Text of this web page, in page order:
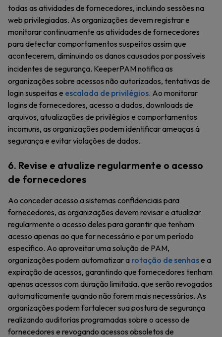
todas as atividades de fornecedores, incluindo sessões na
web privilegiadas. As organizações devem registrar e
monitorar continuamente as atividades de fornecedores
para detectar comportamentos suspeitos assim que
acontecerem, diminuindo os danos causados por possíveis
incidentes de segurança. KeeperPAM notifica as
organizações sobre acessos não autorizados, tentativas de
login suspeitas e escalada de privilégios. Ao monitorar
logins de fornecedores, acesso a dados, downloads de
arquivos, atualizações de privilégios e comportamentos
incomuns, as organizações podem identificar ameaças à
segurança e evitar violações de dados.
6. Revise e atualize regularmente o acesso
de fornecedores
Ao conceder acesso a sistemas confidenciais para
fornecedores, as organizações devem revisar e atualizar
regularmente o acesso deles para garantir que tenham
acesso apenas ao que for necessário e por um período
específico. Ao aproveitar uma solução de PAM,
organizações podem automatizar a rotação de senhase a
expiração de acessos, garantindo que fornecedores tenham
apenas acessos com duração limitada, que serão revogados
automaticamente quando não forem mais necessários. As
organizações podem fortalecer sua postura de segurança
realizando auditorias programadas sobre o acesso de
fornecedores e revogando acessos obsoletos de